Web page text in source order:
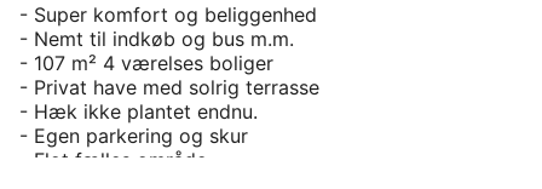
- Super komfort og beliggenhed
- Nemt til indkøb og bus m.m.
- 107 m² 4 værelses boliger
- Privat have med solrig terrasse
- Hæk ikke plantet endnu.
- Egen parkering og skur
- Flot fælles område.